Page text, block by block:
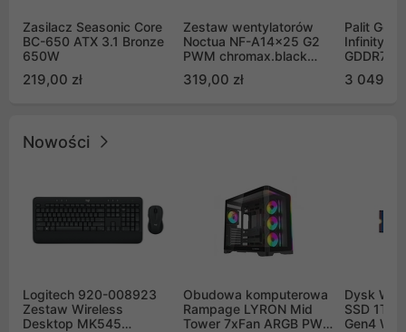
Zasilacz Seasonic Core
BC-650 ATX 3.1 Bronze
650W
219,00 zł
Zestaw wentylatorów
Noctua NF-A14x25 G2
PWM chromax.black
Push Pull (2szt)
319,00 zł
Palit
Infinity 3
GDDR7
GB2050S)
3 049,00
Nowości
Logitech 920-008923
Zestaw Wireless
Desktop MK545
Obudowa komputerowa
Rampage LYRON Mid
Tower 7xFan ARGB PWM
Dysk WD
SSD 1TB
Gen4